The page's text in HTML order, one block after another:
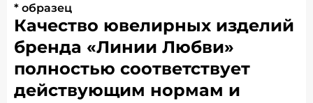
* образец
Качество ювелирных изделий
бренда «Линии Любви»
полностью соответствует
действующим нормам и